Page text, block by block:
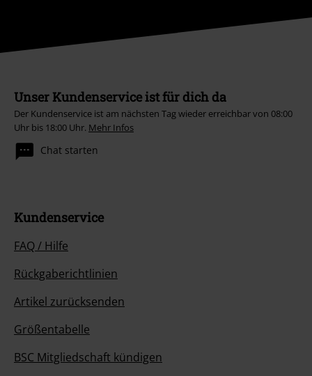
Unser Kundenservice ist für dich da
Der Kundenservice ist am nächsten Tag wieder erreichbar von 08:00
Uhr bis 18:00 Uhr. Mehr Infos
Chat starten
Kundenservice
FAQ / Hilfe
Rückgaberichtlinien
Artikel zurücksenden
Größentabelle
BSC Mitgliedschaft kündigen